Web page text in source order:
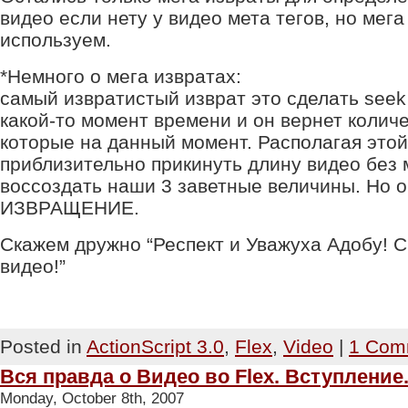
видео если нету у видео мета тегов, но
используем.
*Немного о мега извратах:
самый извратистый изврат это сделать
какой-то момент времени и он вернет
которые на данный момент. Располагая
приблизительно прикинуть длину видео без
воссоздать наши 3 заветные величины. Но
ИЗВРАЩЕНИЕ.
Скажем дружно “Респект и Уважуха Адобу!
видео!”
Posted in ActionScript 3.0, Flex, Video | 1
Вся правда о Видео во Flex. Вступление.
Monday, October 8th, 2007